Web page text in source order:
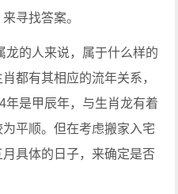
寻找答案。
龙的人来说，属于什么样的
都有其相应的流年关系，
年是甲辰年，与生肖龙有着
为平顺。但在考虑搬家入宅
具体的日子，来确定是否